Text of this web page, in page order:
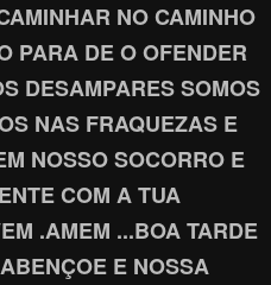
NO CAMINHO
PARA DE O OFENDER
DESAMPARES SOMOS
NAS FRAQUEZAS E
NOSSO SOCORRO E
COM A TUA
.AMEM ...BOA TARDE
E NOSSA